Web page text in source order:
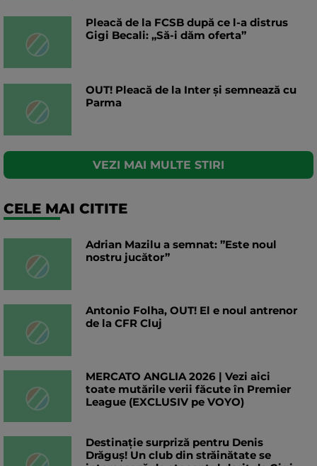
Pleacă de la FCSB după ce l-a distrus
Gigi Becali: „Să-i dăm oferta”
OUT! Pleacă de la Inter și semnează cu
Parma
VEZI MAI MULTE STIRI
CELE MAI CITITE
Adrian Mazilu a semnat: ”Este noul
nostru jucător”
Antonio Folha, OUT! El e noul antrenor
de la CFR Cluj
MERCATO ANGLIA 2026 | Vezi aici
toate mutările verii făcute în Premier
League (EXCLUSIV pe VOYO)
Destinație surpriză pentru Denis
Drăguș! Un club din străinătate se